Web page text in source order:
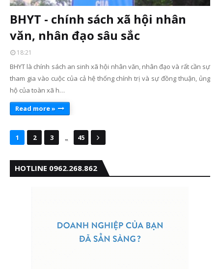
BHYT - chính sách xã hội nhân
văn, nhân đạo sâu sắc
18:21
BHYT là chính sách an sinh xã hội nhân văn, nhân đạo và rất cần sự
tham gia vào cuộc của cả hệ thống chính trị và sự đồng thuận, ủng
hộ của toàn xã h…
Read more »
1 2 3 ... 45
HOTLINE 0962.268.862